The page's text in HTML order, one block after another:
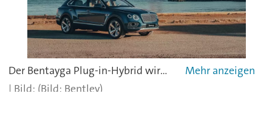
Der Bentayga Plug-in-Hybrid wird von einem aufgeladenen V6-Benziner mit drei Litern Hubraum angetrieben, der von einem Elektromotor im Getriebetunnel unterstützt wird, der zusätzliche 94 kW / 128 PS und 350 Nm beisteuert.
(Bild: Bentley)